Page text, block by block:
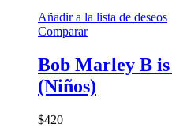
Añadir a la lista de deseos
Comparar
Bob Marley B
(Niños)
$420